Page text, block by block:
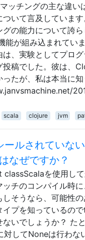
ッチングの主な違
いて言及していま
の能力について誇
能が組み込まれてい
は、実験としてプロ
稿でした。彼は、
たが、私は本当に
scala clojure jvm
ールされていな
なぜですか？
を使用し
チのコンパイル時
そうなら、可能性
イプを知っているの
いでしょうか？
してNoneは行わ